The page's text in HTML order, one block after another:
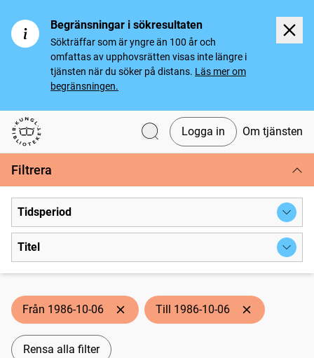
Begränsningar i sökresultaten
Sökträffar som är yngre än 100 år och
omfattas av upphovsrätten visas inte längre i
tjänsten när du söker på distans. Läs mer om
begränsningen.
Svenska tidningar
Logga in Om tjänsten
Filtrera
Tidsperiod
Titel
Från 1986-10-06 Till 1986-10-06
Rensa alla filter